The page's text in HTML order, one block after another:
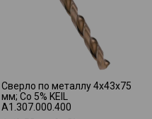
Сверло по металлу 4x43x75
мм; Co 5% KEIL
A1.307.000.400